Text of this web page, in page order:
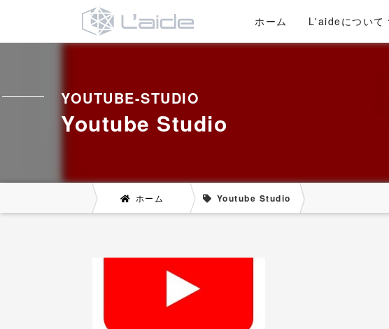
ホーム L'aideについて
Youtube Studio
YOUTUBE-STUDIO
ホーム Youtube Studio